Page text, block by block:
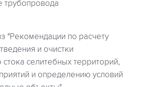
трубопровода
"Рекомендации по расчету
и очистки
стока селитебных территорий,
и определению условий